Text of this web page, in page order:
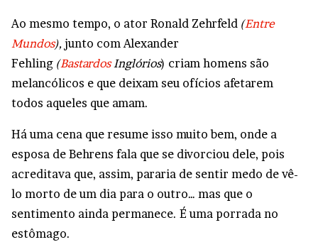
Ao mesmo tempo, o ator Ronald Zehrfeld (Entre
Mundos), junto com Alexander
Fehling (Bastardos Inglórios) criam homens são
melancólicos e que deixam seu ofícios afetarem
todos aqueles que amam.
Há uma cena que resume isso muito bem, onde a
esposa de Behrens fala que se divorciou dele, pois
acreditava que, assim, pararia de sentir medo de vê-
lo morto de um dia para o outro… mas que o
sentimento ainda permanece. É uma porrada no
estômago.